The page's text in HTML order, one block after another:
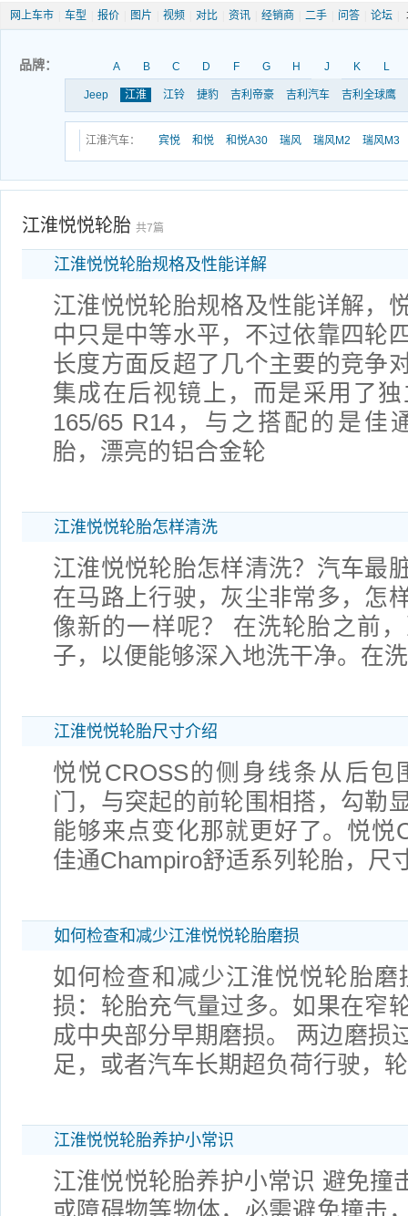
网上车市 车型 报价 图片 视频 对比 资讯 经销商 二手 问答 论坛
品牌： A B C D F G H J K L
Jeep 江淮 江铃 捷豹 吉利帝豪 吉利汽车 吉利全球鹰
江淮汽车： 宾悦 和悦 和悦A30 瑞风 瑞风M2 瑞风M3
江淮悦悦轮胎 共7篇
江淮悦悦轮胎规格及性能详解
江淮悦悦轮胎规格及性能详解，
中只是中等水平，不过依靠四轮
长度方面反超了几个主要的竞争
集成在后视镜上，而是采用了
165/65 R14，与之搭配的是佳
胎，漂亮的铝合金轮
江淮悦悦轮胎怎样清洗
江淮悦悦轮胎怎样清洗？汽车最
在马路上行驶，灰尘非常多，怎
像新的一样呢？ 在洗轮胎之前
子，以便能够深入地洗干净。在
江淮悦悦轮胎尺寸介绍
悦悦CROSS的侧身线条从后
门，与突起的前轮围相搭，勾勒
能够来点变化那就更好了。悦悦
佳通Champiro舒适系列轮胎，尺
如何检查和减少江淮悦悦轮胎磨损
如何检查和减少江淮悦悦轮胎
损：轮胎充气量过多。如果在窄
成中央部分早期磨损。 两边磨损
足，或者汽车长期超负荷行驶，
江淮悦悦轮胎养护小常识
江淮悦悦轮胎养护小常识 避免撞
或障碍物等物体，必需避免撞击